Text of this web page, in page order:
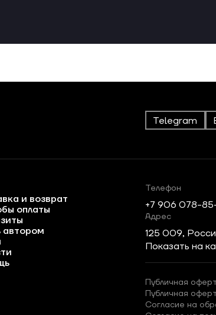
Telegram
и возврат
оплаты
автором
Телефон
+7 906 078-
Адрес
125 009,
Показать на
Публичная
Публичная
Согласие на